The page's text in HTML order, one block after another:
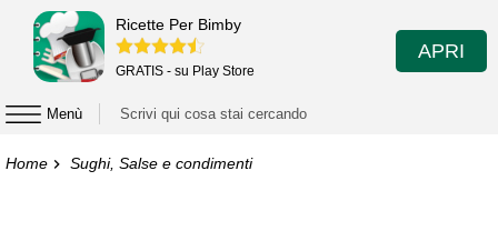
Ricette Per Bimby
GRATIS - su Play Store
APRI
Menù
Home Sughi, Salse e condimenti